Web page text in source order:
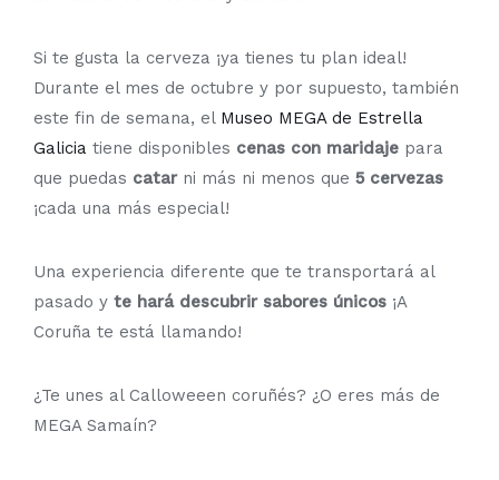
Si te gusta la cerveza ¡ya tienes tu plan ideal!
Durante el mes de octubre y por supuesto, también
este fin de semana, el Museo MEGA de Estrella
Galicia tiene disponibles cenas con maridaje para
que puedas catarni más ni menos que 5 cervezas
¡cada una más especial!
Una experiencia diferente que te transportará al
pasado y te hará descubrir sabores únicos ¡A
Coruña te está llamando!
¿Te unes al Calloweeen coruñés? ¿O eres más de
MEGA Samaín?